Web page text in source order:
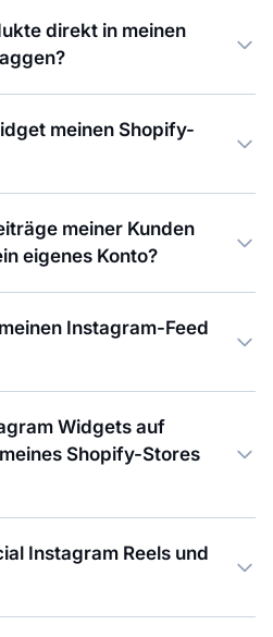
direkt in meinen
meinen Shopify-
meiner Kunden
eigenes Konto?
Instagram-Feed
Widgets auf
Shopify-Stores
Instagram Reels und